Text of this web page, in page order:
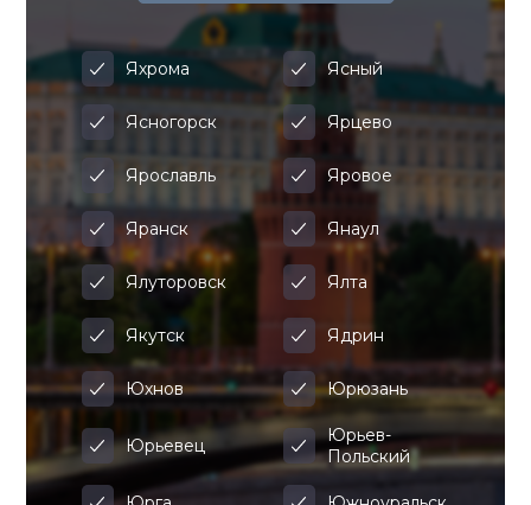
Яхрома Ясный
Ясногорск Ярцево
Ярославль Яровое
Яранск Янаул
Ялуторовск Ялта
Якутск Ядрин
Юхнов Юрюзань
Юрьевец
Юрьев-
Польский